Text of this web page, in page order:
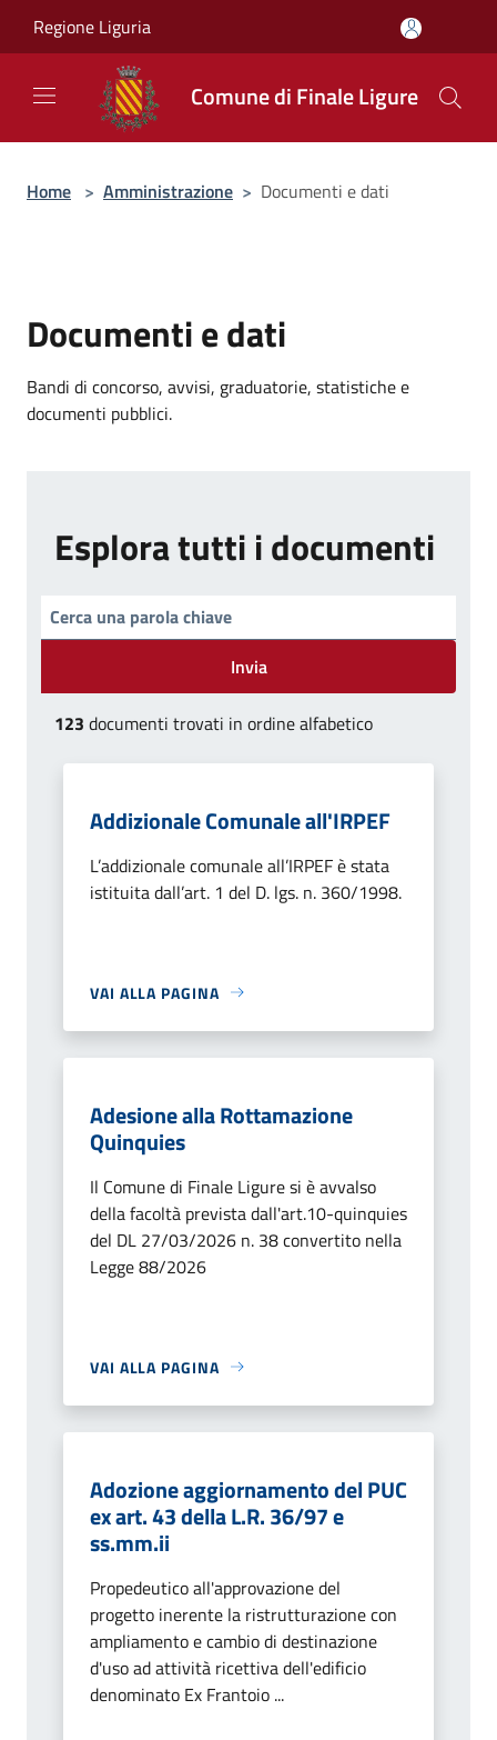
Regione Liguria
Comune di Finale Ligure
Home > Amministrazione > Documenti e dati
Documenti e dati
Bandi di concorso, avvisi, graduatorie, statistiche e
documenti pubblici.
Esplora tutti i documenti
Invia
123 documenti trovati in ordine alfabetico
Addizionale Comunale all'IRPEF
L’addizionale comunale all’IRPEF è stata
istituita dall’art. 1 del D. lgs. n. 360/1998.
VAI ALLA PAGINA
Adesione alla Rottamazione
Quinquies
Il Comune di Finale Ligure si è avvalso
della facoltà prevista dall'art.10-quinquies
del DL 27/03/2026 n. 38 convertito nella
Legge 88/2026
VAI ALLA PAGINA
Adozione aggiornamento del PUC
ex art. 43 della L.R. 36/97 e
ss.mm.ii
Propedeutico all'approvazione del
progetto inerente la ristrutturazione con
ampliamento e cambio di destinazione
d'uso ad attività ricettiva dell'edificio
denominato Ex Frantoio ...